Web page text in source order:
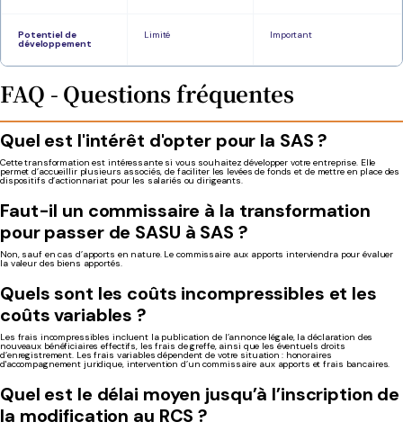
Potentiel de
développement
Limité Important
FAQ - Questions fréquentes
Quel est l'intérêt d'opter pour la SAS ?
Cette transformation est intéressante si vous souhaitezdévelopper votre entreprise.Elle
permet d’accueillir plusieurs associés, de faciliter les levées de fonds et de mettre en place des
dispositifs d’actionnariat pour les salariés ou dirigeants.
Faut-il un commissaire à la transformation
pour passer de SASU à SAS ?
Non, sauf en cas d’apports en nature. Le commissaire aux apports interviendra pour évaluer
la valeur des biens apportés.
Quels sont les coûts incompressibles et les
coûts variables ?
Les frais incompressibles incluent la publication de l’annonce légale, la déclaration des
nouveaux bénéficiaires effectifs, les frais de greffe, ainsi que les éventuels droits
d’enregistrement. Les frais variables dépendent de votre situation : honoraires
d'accompagnement juridique, intervention d’un commissaire aux apports et frais bancaires.
Quel est le délai moyen jusqu’à l’inscription de
la modification au RCS ?